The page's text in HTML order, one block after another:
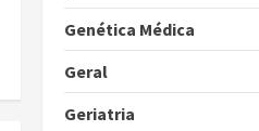
Genética Médica
Geral
Geriatria